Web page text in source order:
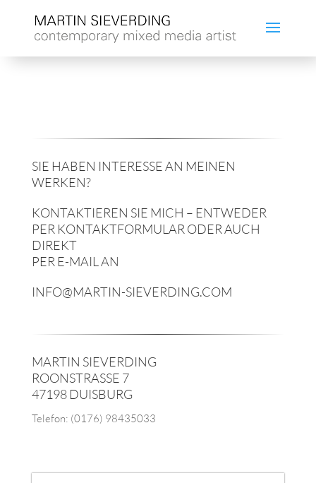
SIE HABEN INTERESSE AN MEINEN
WERKEN?
KONTAKTIEREN SIE MICH – ENTWEDER
PER KONTAKTFORMULAR ODER AUCH
DIREKT
PER E-MAIL AN
INFO@MARTIN-SIEVERDING.COM
MARTIN SIEVERDING
ROONSTRASSE 7
47198 DUISBURG
Telefon: (0176) 98435033